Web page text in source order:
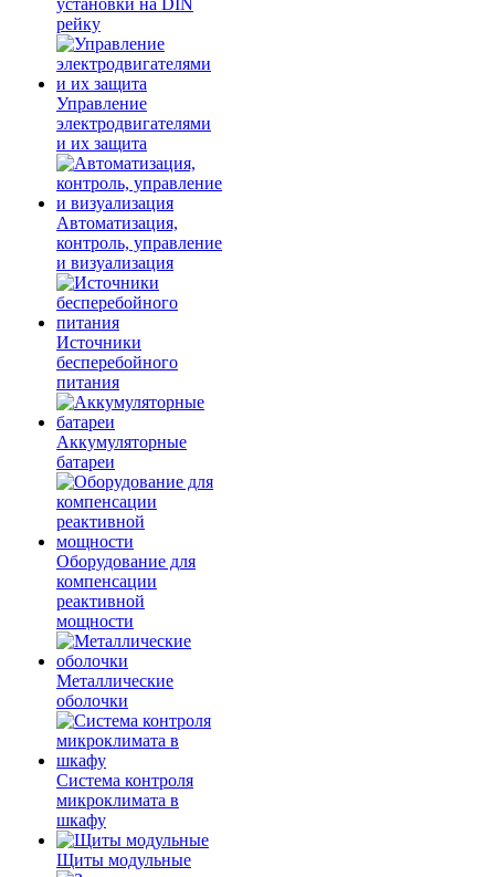
установки на DIN
рейку
Управление
электродвигателями
и их защита
Автоматизация,
контроль, управление
и визуализация
Источники
бесперебойного
питания
Аккумуляторные
батареи
Оборудование для
компенсации
реактивной
мощности
Металлические
оболочки
Система контроля
микроклимата в
шкафу
Щиты модульные